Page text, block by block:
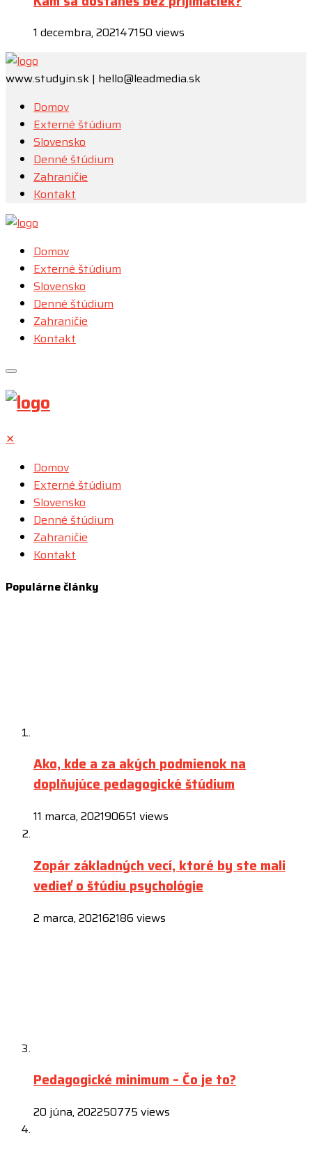
1 decembra, 202147150 views
www.studyin.sk | hello@leadmedia.sk
Domov
Externé štúdium
Slovensko
Denné štúdium
Zahraničie
Kontakt
Domov
Externé štúdium
Slovensko
Denné štúdium
Zahraničie
Kontakt
✕
Domov
Externé štúdium
Slovensko
Denné štúdium
Zahraničie
Kontakt
Populárne články
Ako, kde a za akých podmienok na
doplňujúce pedagogické štúdium
11 marca, 202190651 views
Zopár základných vecí, ktoré by ste mali
vedieť o štúdiu psychológie
2 marca, 202162186 views
Pedagogické minimum – Čo je to?
20 júna, 202250775 views